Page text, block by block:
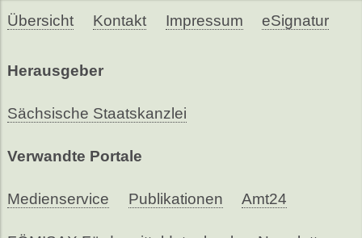
Übersicht Kontakt Impressum eSignatur
Herausgeber
Sächsische Staatskanzlei
Verwandte Portale
Medienservice Publikationen Amt24